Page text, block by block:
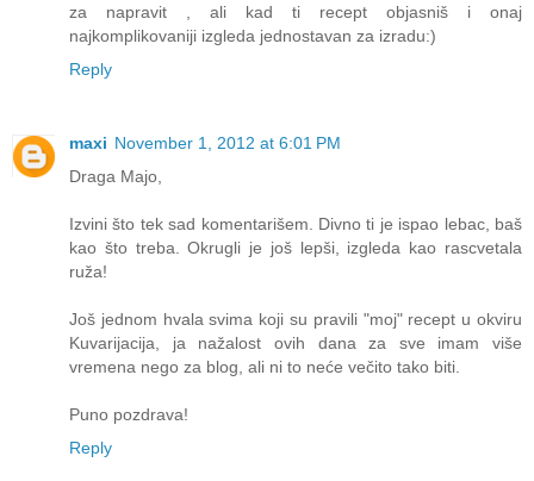
za napravit , ali kad ti recept objasniš i onaj
najkomplikovaniji izgleda jednostavan za izradu:)
Reply
maxi November 1, 2012 at 6:01 PM
Draga Majo,
Izvini što tek sad komentarišem. Divno ti je ispao lebac, baš
kao što treba. Okrugli je još lepši, izgleda kao rascvetala
ruža!
Još jednom hvala svima koji su pravili "moj" recept u okviru
Kuvarijacija, ja nažalost ovih dana za sve imam više
vremena nego za blog, ali ni to neće večito tako biti.
Puno pozdrava!
Reply